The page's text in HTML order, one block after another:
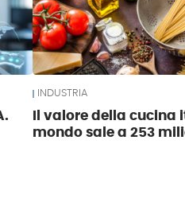
INDUSTRIA
Il valore della cucina
mondo sale a 253